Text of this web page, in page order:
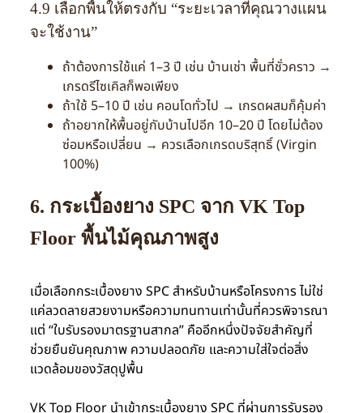
4.9 เลือกพื้นให้ตรงกับ “ระยะเวลาที่คุณวางแผน
จะใช้งาน”
ถ้าต้องการใช้แค่ 1–3 ปี เช่น บ้านเช่า พื้นที่ชั่วคราว →
เกรดรีไซเคิลก็พอเพียง
ถ้าใช้ 5–10 ปี เช่น คอนโดทั่วไป → เกรดผสมก็คุ้มค่า
ถ้าอยากให้พื้นอยู่กับบ้านไปอีก 10–20 ปี โดยไม่ต้อง
ซ่อมหรือเปลี่ยน → ควรเลือกเกรดบริสุทธิ์ (Virgin
100%)
6. กระเบื้องยาง SPC จาก VK Top
Floor พื้นไม้คุณภาพสูง
เมื่อเลือกกระเบื้องยาง SPC สำหรับบ้านหรือโครงการ ไม่ใช่
แค่ลวดลายสวยงามหรือความทนทานเท่านั้นที่ควรพิจารณา
แต่ “ใบรับรองมาตรฐานสากล” คืออีกหนึ่งปัจจัยสำคัญที่
ช่วยยืนยันคุณภาพ ความปลอดภัย และความใส่ใจต่อสิ่ง
แวดล้อมของวัสดุปูพื้น
VK Top Floor นำเข้ากระเบื้องยาง SPC ที่ผ่านการรับรอง